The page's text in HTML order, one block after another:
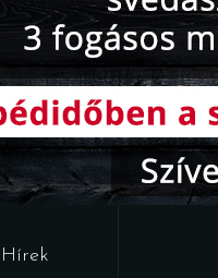
Hírek